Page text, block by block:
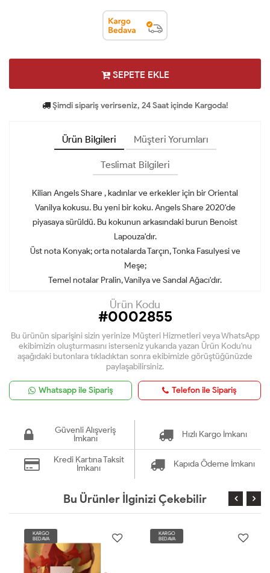
SEPETE EKLE
Şimdi sipariş verirseniz, 24 Saat içinde Kargoda!
Ürün Bilgileri Müşteri Yorumları
Teslimat Bilgileri
Kilian Angels Share , kadınlar ve erkekler için bir Oriental
Vanilya kokusu. Bu yeni bir koku. Angels Share 2020'de
piyasaya sürüldü. Bu kokunun arkasındaki burun Benoist
Lapouza'dır.
Üst nota Konyak; orta notalarda Tarçın, Tonka Fasulyesi ve
Meşe;
Temel notalar Pralin, Vanilya ve Sandal Ağacı'dır.
Ürün Kodu
#0002855
Bu ürünün siparişini sizin yerinize Müşteri Hizmetleri veya WhatsApp
ekibimizin oluşturmasını isterseniz yukarıda yazan Ürün Kodu'nu
aşağıdaki butonlara tıkladıktan sonra ekibimizle görüştüğünüzde
paylaşabilirsiniz.
Whatsapp ile Sipariş Telefon ile Sipariş
Güvenli Alışveriş
İmkanı
Hızlı Kargo İmkanı
Kredi Kartına Taksit
İmkanı
Kapıda Ödeme İmkanı
Bu Ürünler İlginizi Çekebilir
KARGO
BEDAVA
KARGO
BEDAVA